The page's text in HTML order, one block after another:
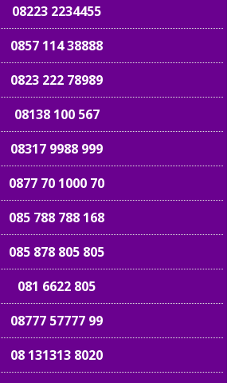
08223 2234455
0857 114 38888
0823 222 78989
08138 100 567
08317 9988 999
0877 70 1000 70
085 788 788 168
085 878 805 805
081 6622 805
08777 57777 99
08 131313 8020